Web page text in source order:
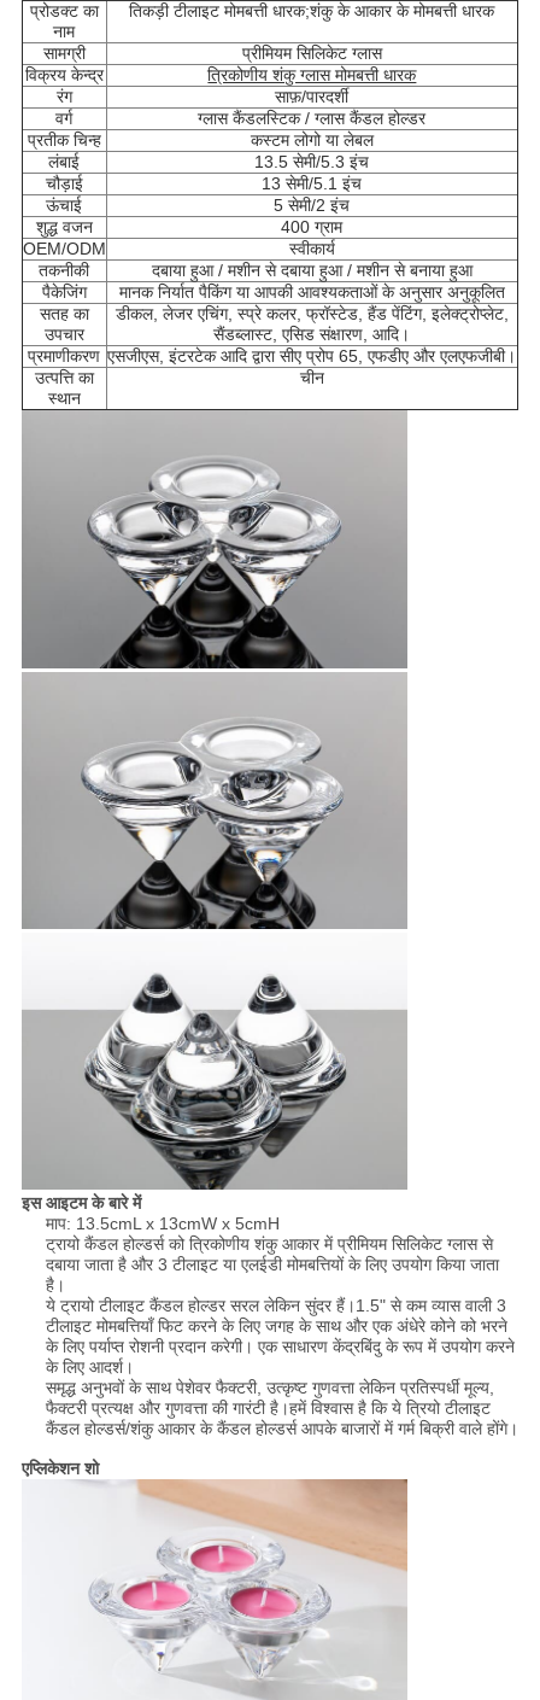
प्रोडक्ट का
नाम
तिकड़ी टीलाइट मोमबत्ती धारक;शंकु के आकार के मोमबत्ती धारक
सामग्री
प्रीमियम सिलिकेट ग्लास
विक्रय केन्द्र
त्रिकोणीय शंकु ग्लास मोमबत्ती धारक
रंग
साफ़/पारदर्शी
वर्ग
ग्लास कैंडलस्टिक / ग्लास कैंडल होल्डर
प्रतीक चिन्ह
कस्टम लोगो या लेबल
लंबाई
13.5 सेमी/5.3 इंच
चौड़ाई
13 सेमी/5.1 इंच
ऊंचाई
5 सेमी/2 इंच
शुद्ध वजन
400 ग्राम
OEM/ODM
स्वीकार्य
तकनीकी
दबाया हुआ / मशीन से दबाया हुआ / मशीन से बनाया हुआ
पैकेजिंग
मानक निर्यात पैकिंग या आपकी आवश्यकताओं के अनुसार अनुकूलित
सतह का
उपचार
डीकल, लेजर एचिंग, स्प्रे कलर, फ्रॉस्टेड, हैंड पेंटिंग, इलेक्ट्रोप्लेट,
सैंडब्लास्ट, एसिड संक्षारण, आदि।
प्रमाणीकरण एसजीएस, इंटरटेक आदि द्वारा सीए प्रोप 65, एफडीए और एलएफजीबी।
उत्पत्ति का
स्थान
चीन
इस आइटम के बारे में
माप: 13.5cmL x 13cmW x 5cmH
ट्रायो कैंडल होल्डर्स को त्रिकोणीय शंकु आकार में प्रीमियम सिलिकेट ग्लास से
दबाया जाता है और 3 टीलाइट या एलईडी मोमबत्तियों के लिए उपयोग किया जाता
है।
ये ट्रायो टीलाइट कैंडल होल्डर सरल लेकिन सुंदर हैं।1.5" से कम व्यास वाली 3
टीलाइट मोमबत्तियाँ फिट करने के लिए जगह के साथ और एक अंधेरे कोने को भरने
के लिए पर्याप्त रोशनी प्रदान करेगी। एक साधारण केंद्रबिंदु के रूप में उपयोग करने
के लिए आदर्श।
समृद्ध अनुभवों के साथ पेशेवर फैक्टरी, उत्कृष्ट गुणवत्ता लेकिन प्रतिस्पर्धी मूल्य,
फैक्टरी प्रत्यक्ष और गुणवत्ता की गारंटी है।हमें विश्वास है कि ये त्रियो टीलाइट
कैंडल होल्डर्स/शंकु आकार के कैंडल होल्डर्स आपके बाजारों में गर्म बिक्री वाले होंगे।
एप्लिकेशन शो